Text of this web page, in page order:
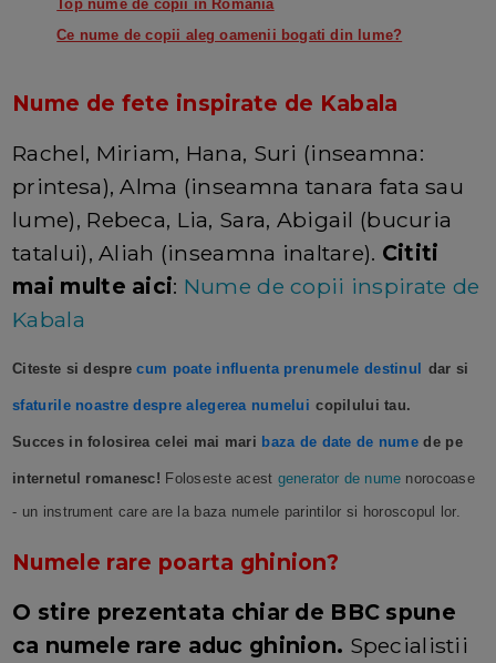
Top nume de copii in Romania
Ce nume de copii aleg oamenii bogati din lume?
Nume de fete inspirate de Kabala
Rachel, Miriam, Hana, Suri (inseamna:
printesa), Alma (inseamna tanara fata sau
lume), Rebeca, Lia, Sara, Abigail (bucuria
tatalui), Aliah (inseamna inaltare). Cititi
mai multe aici: Nume de copii inspirate de
Kabala
Citeste si desprecum poate influenta prenumele destinul dar si
sfaturile noastre despre alegerea numelui copilului tau.
Succes in folosirea celei mai mari baza de date de numede pe
internetul romanesc! Foloseste acest generator de nume norocoase
- un instrument care are la baza numele parintilor si horoscopul lor.
Numele rare poarta ghinion?
O stire prezentata chiar de BBC spune
ca numele rare aduc ghinion. Specialistii